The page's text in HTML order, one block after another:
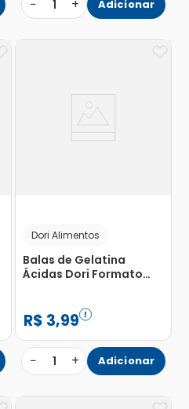
− 1 + Adicionar
Dori Alimentos
Balas de Gelatina
Ácidas Dori Formato
R$ 3,99
− 1 + Adicionar